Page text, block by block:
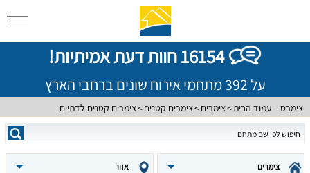
16154 חוות דעת אמיתיות!
על 392 מתחמי אירוח שונים ברחבי הארץ
צימרס – עמוד הבית צימרים צימרים קטנים צימרים קטנים לדתיים
צימרים אזור